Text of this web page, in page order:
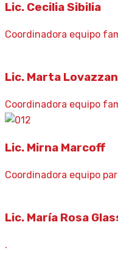
Lic. Cecilia Sibilia
Coordinadora equipo
Lic. Marta
Coordinadora equipo
Lic. Mirna Marcoff
Coordinadora equipo
Lic. María Rosa
.